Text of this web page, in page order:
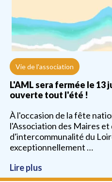
Vie de l'association
L'AML sera fermée le 13
ouverte tout l'été !
À l'occasion de la fête
l'Association des Maires
d'intercommunalité du
exceptionnellement …
Lire plus